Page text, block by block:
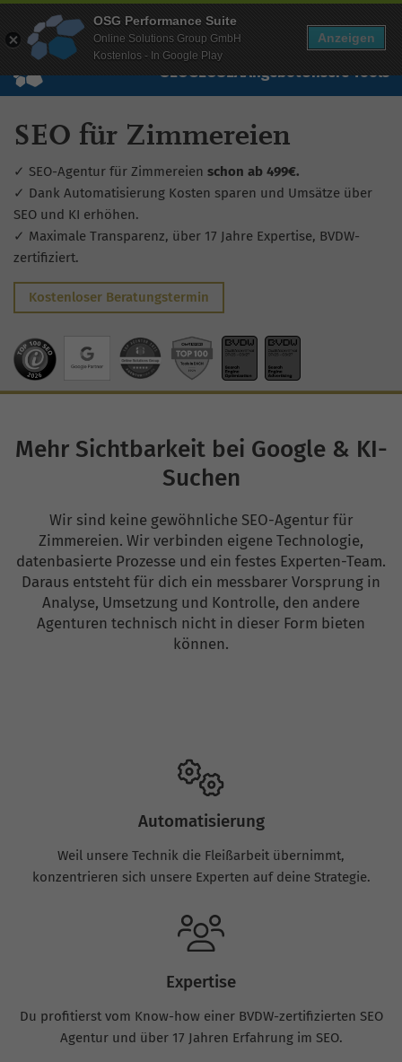
Wissen Free Checks Über uns Free Account
SEOGEOSEAAngebotUnsere Tools
SEO für Zimmereien
✓ SEO-Agentur für Zimmereien schon ab 499€.
✓ Dank Automatisierung Kosten sparen und Umsätze über
SEO und KI erhöhen.
✓ Maximale Transparenz, über 17 Jahre Expertise, BVDW-
zertifiziert.
Kostenloser Beratungstermin
Mehr Sichtbarkeit bei Google & KI-
Suchen
Wir sind keine gewöhnliche SEO-Agentur für
Zimmereien. Wir verbinden eigene Technologie,
datenbasierte Prozesse und ein festes Experten-Team.
Daraus entsteht für dich ein messbarer Vorsprung in
Analyse, Umsetzung und Kontrolle, den andere
Agenturen technisch nicht in dieser Form bieten
können.
Automatisierung
Weil unsere Technik die Fleißarbeit übernimmt,
konzentrieren sich unsere Experten auf deine Strategie.
Expertise
Du profitierst vom Know-how einer BVDW-zertifizierten SEO
Agentur und über 17 Jahren Erfahrung im SEO.
OSG Performance Suite
Online Solutions Group GmbH
Kostenlos - In Google Play
Anzeigen